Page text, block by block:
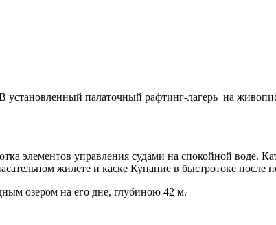
палаточный рафтинг-лагерь на
элементов управления судами на спокойной воде.
жилете и каске Купание в быстротоке после
озером на его дне, глубиною 42 м.